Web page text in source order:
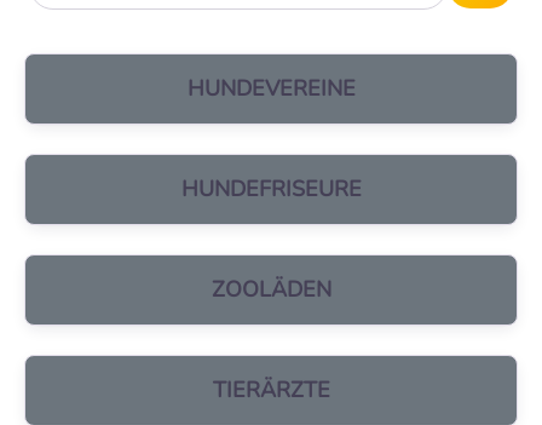
HUNDEVEREINE
HUNDEFRISEURE
ZOOLÄDEN
TIERÄRZTE